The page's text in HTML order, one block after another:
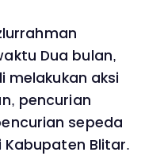
Dua bulan,
melakukan aksi
pencurian
sepeda
Blitar.